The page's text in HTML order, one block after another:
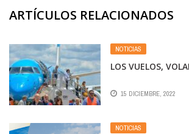
ARTÍCULOS RELACIONADOS
NOTICIAS
LOS VUELOS,
15 DICIEMBRE, 2022
NOTICIAS